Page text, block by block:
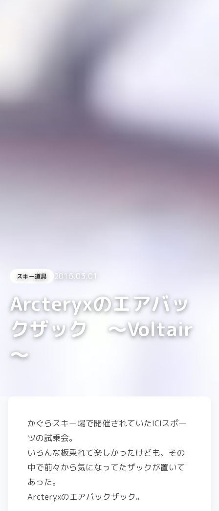
スキー道具 2016.03.01
Arcteryxのエアバッ
クザック ～Voltair
～
かぐらスキー場で開催されていたICIスポー
ツの試乗会。
いろんな板乗れて楽しかったけども、その
中で前々から気になってたザックが置いて
あった。
Arcteryxのエアバックザック。